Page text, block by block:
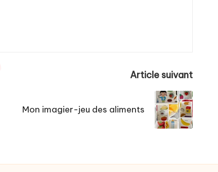
Article suivant
Mon imagier-jeu des aliments